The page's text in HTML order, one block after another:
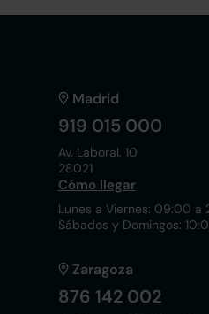
Madrid
919 015 000
Av. Laboral, 10
28021
Cómo llegar
Lunes a Viernes: 09:00 a
Sábados y Domingos:
Zaragoza
876 142 002